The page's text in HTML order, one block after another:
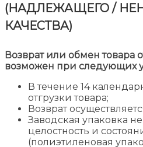
(НАДЛЕЖАЩЕГО /
КАЧЕСТВА)
Возврат или обмен товара
возможен при следующих
В течение 14
отгрузки товара;
Возврат
Заводская упаковка
целостность и
(полиэтиленовая